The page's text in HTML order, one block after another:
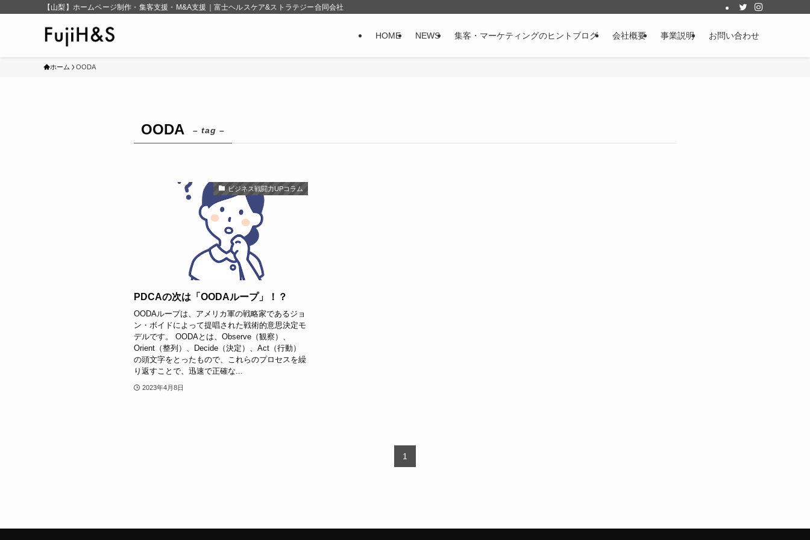
【山梨】ホームページ制作・集客支援・M&A支援｜富士ヘルスケア&ストラテジー合同会社
HOME NEWS 集客・マーケティングのヒントブログ 会社概要 事業説明 お問い合わせ
ホーム OODA
OODA – tag –
ビジネス戦闘力UPコラム
PDCAの次は「OODAループ」！？
OODAループは、アメリカ軍の戦略家であるジョ
ン・ボイドによって提唱された戦術的意思決定モ
デルです。 OODAとは、Observe（観察）、
Orient（整列）、Decide（決定）、Act（行動）
の頭文字をとったもので、これらのプロセスを繰
り返すことで、迅速で正確な...
2023年4月8日
1